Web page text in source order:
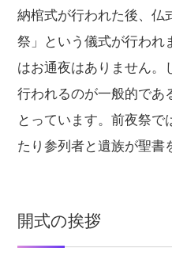
納棺式が行われた後、仏
祭」という儀式が行われ
はお通夜はありません。
行われるのが一般的であ
とっています。前夜祭で
たり参列者と遺族が聖書
開式の挨拶